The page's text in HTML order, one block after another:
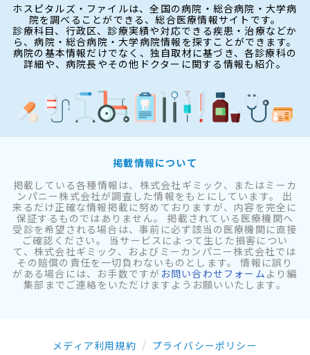
ホスピタルズ・ファイルは、全国の病院・総合病院・大学病
院を調べることができる、総合医療情報サイトです。
診療科目、行政区、診療実績や対応できる疾患・治療などか
ら、病院・総合病院・大学病院情報を探すことができます。
病院の基本情報だけでなく、独自取材に基づき、各診療科の
詳細や、病院長やその他ドクターに関する情報も紹介。
掲載情報について
掲載している各種情報は、株式会社ギミック、またはミーカ
ンパニー株式会社が調査した情報をもとにしています。 出
来るだけ正確な情報掲載に努めておりますが、内容を完全に
保証するものではありません。 掲載されている医療機関へ
受診を希望される場合は、事前に必ず該当の医療機関に直接
ご確認ください。 当サービスによって生じた損害につい
て、株式会社ギミック、およびミーカンパニー株式会社では
その賠償の責任を一切負わないものとします。 情報に誤り
がある場合には、お手数ですが お問い合わせフォーム より編
集部までご連絡をいただけますようお願いいたします。
メディア利用規約 プライバシーポリシー